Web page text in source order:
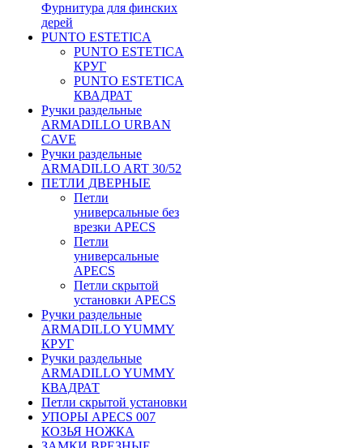
Фурнитура для финских
дерей
PUNTO ESTETICA
PUNTO ESTETICA
КРУГ
PUNTO ESTETICA
КВАДРАТ
Ручки раздельные
ARMADILLO URBAN
CAVE
Ручки раздельные
ARMADILLO ART 30/52
ПЕТЛИ ДВЕРНЫЕ
Петли
универсальные без
врезки APECS
Петли
универсальные
APECS
Петли скрытой
установки APECS
Ручки раздельные
ARMADILLO YUMMY
КРУГ
Ручки раздельные
ARMADILLO YUMMY
КВАДРАТ
Петли скрытой установки
УПОРЫ APECS 007
КОЗЬЯ НОЖКА